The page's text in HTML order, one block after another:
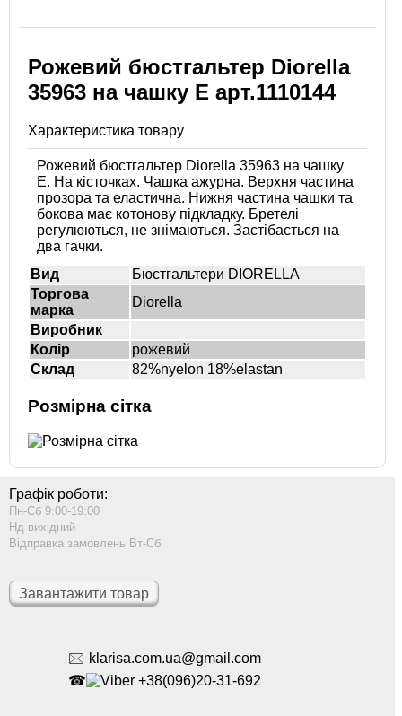
Рожевий бюстгальтер Diorella
35963 на чашку E арт.1110144
Характеристика товару
Рожевий бюстгальтер Diorella 35963 на чашку
E. На кісточках. Чашка ажурна. Верхня частина
прозора та еластична. Нижня частина чашки та
бокова має котонову підкладку. Бретелі
регулюються, не знімаються. Застібається на
два гачки.
Вид
Бюстгальтери DIORELLA
Торгова
марка
Diorella
Виробник
Колір
рожевий
Склад
82%nyelon 18%elastan
Розмірна сітка
Графік роботи:
Пн-Сб 9:00-19:00
Нд вихідний
Відправка замовлень Вт-Сб
Завантажити товар
🖂 klarisa.com.ua@gmail.com
☎
+38(096)20-31-692